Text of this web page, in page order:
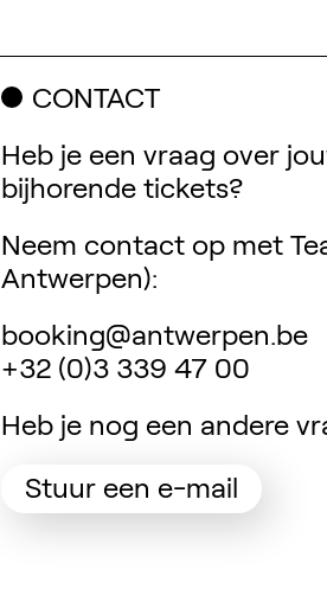
CONTACT
Heb je een vraag over
bijhorende tickets?
Neem contact op met
Antwerpen):
booking@antwerpen.be
+32 (0)3 339 47 00
Heb je nog een andere
Stuur een e-mail